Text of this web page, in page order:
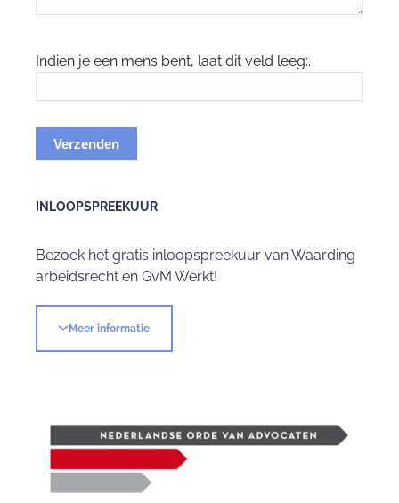
Indien je een mens bent, laat dit veld leeg:.
Verzenden
INLOOPSPREEKUUR
Bezoek het gratis inloopspreekuur van Waarding
arbeidsrecht en GvM Werkt!
Meer informatie